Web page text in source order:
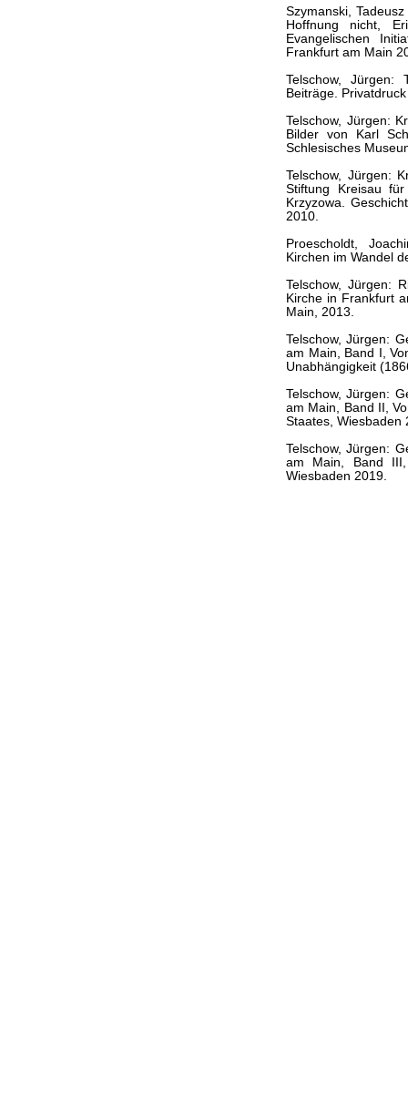
Szymanski,
Hoffnung nicht,
Evangelischen
Frankfurt am Main
Telschow, Jürgen:
Beiträge.
Telschow, Jürgen:
Bilder von Karl
Schlesisches
Telschow, Jürgen:
Stiftung Kreisau
Krzyzowa.
2010.
Proescholdt,
Kirchen im Wandel
Telschow, Jürgen:
Kirche in Frankfurt
Main, 2013.
Telschow, Jürgen:
am Main, Band I,
Unabhängigkeit
Telschow, Jürgen:
am Main, Band II,
Staates, Wiesbaden
Telschow, Jürgen:
am Main, Band
Wiesbaden 2019.